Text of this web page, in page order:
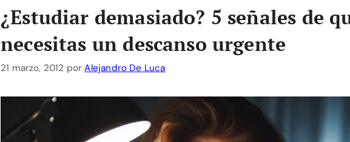
¿Estudiar demasiado? 5 señales de
necesitas un descanso urgente
21 marzo, 2012 porAlejandro De Luca